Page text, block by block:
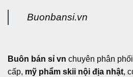
Buonbansi.vn
Buôn bán sỉ vn chuyên phân
cấp, mỹ phẩm skii nội địa nhật,